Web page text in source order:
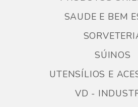
SAUDE E BEM
SÚINOS
UTENSÍLIOS E
VD -